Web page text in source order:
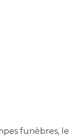
funèbres, le